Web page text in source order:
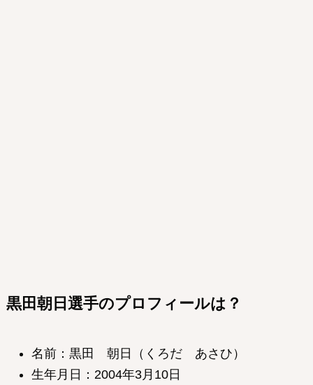
黒田 朝日 選手のプロフィールは？
名前：黒田 朝日（くろだ あさひ）
生年月日：2004年3月10日